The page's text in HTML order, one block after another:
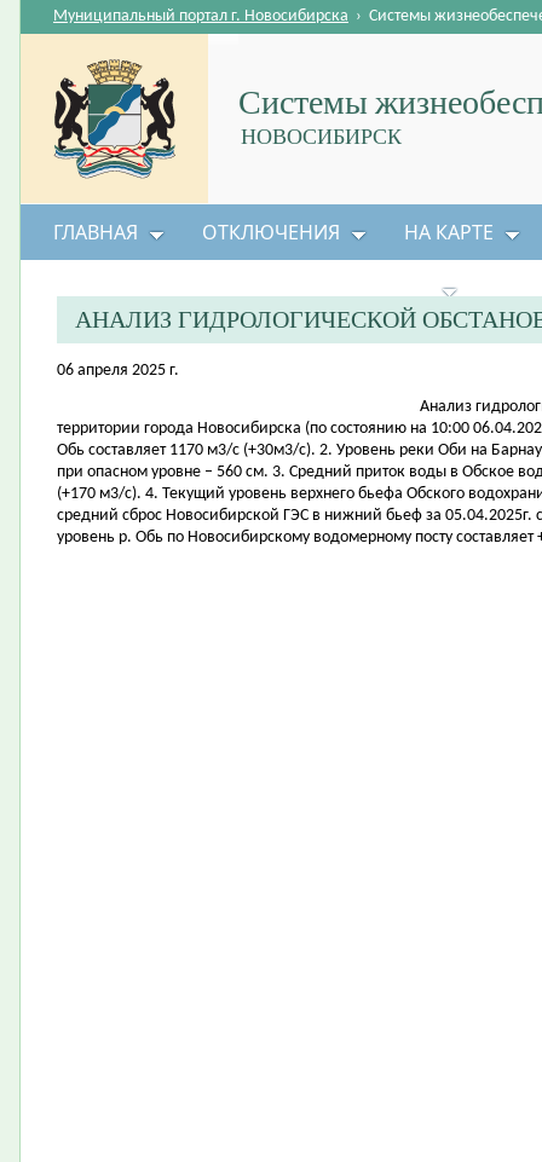
Системы
НОВОСИБИРСК
Муниципальный портал г. Новосибирска › Системы
ГЛАВНАЯ ОТКЛЮЧЕНИЯ НА КАРТЕ
АНАЛИЗ ГИДРОЛОГИЧЕСКОЙ
06 апреля 2025 г.
Анализ
территории города Новосибирска (по состоянию на 10:00
Обь составляет 1170 м3/с (+30м3/с). 2. Уровень реки Оби на
при опасном уровне – 560 см. 3. Средний приток воды в Обское
(+170 м3/с). 4. Текущий уровень верхнего бьефа Обского
средний сброс Новосибирской ГЭС в нижний бьеф за 05.04.2025г.
уровень р. Обь по Новосибирскому водомерному посту составляет